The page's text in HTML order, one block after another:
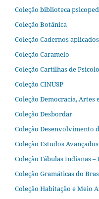
Coleção biblioteca
Coleção Botânica
Coleção Cadernos
Coleção Caramelo
Coleção Cartilhas de
Coleção CINUSP
Coleção Democracia, Artes
Coleção Desbordar
Coleção Desenvolvimento
Coleção Estudos
Coleção Fábulas Indianas –
Coleção Gramáticas do
Coleção Habitação e Meio